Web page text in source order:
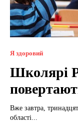
Я здоровий
Школярі
Вже завтра,
області...